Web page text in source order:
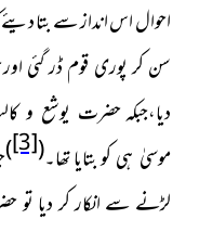
احوال اس انداز سے بتا
سن کر پوری قوم ڈر گئی
دیا،جبکہ حضرت یوشع و
موسیٰ ہی کو بتایا تھا۔(
[3]
)
لڑنے سے انکار کر دیا